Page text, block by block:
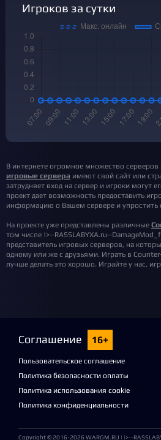
Игроков за сутки
В интернете огромное множество
игровые сервера имеют свой сайт или
затрудняет вход на сервер и игроки могут
проект дает возможность предоставить
информацию о Вашем сервере и упростить
На проекте уже представлены различные
том числе |>--RASSLABYXA.ru--
представитель игровых серверов, на
одному или же с друзьями. Играть в
лучше делать это хорошо. Играйте у нас,
Соглашение 16+
Пользовательское соглашение
Политика безопасности оплаты
Политика использования cookie
Политика конфиденциальности
Copyright © 2016-2026 WARGM.RU | |>--